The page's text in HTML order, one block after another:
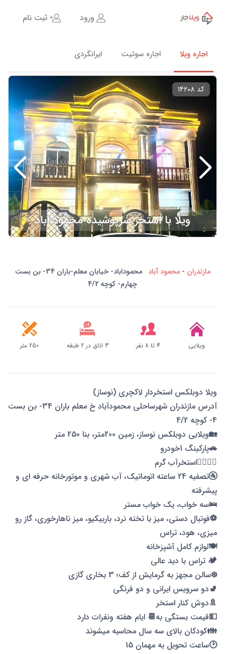
اجاره ویلا اجاره سوئیت ایرانگردی
ورود ثبت نام
ویلا با استخر سرپوشیده محمود اباد
کد 14208
مازندران- محمود آباد
محموداباد- خیابان معلم-باران 34- بن بست
چهارم- کوچه 4/2
ویلایی 4 تا 8 نفر 3 اتاق در 2 طبقه 250 متر
ویلا دوبلکس استخردار لاکچری (نوساز)
آدرس مازندران شهرساحلی محمودآباد خ معلم باران 34- بن بست
4- کوچه 4/2
🏡ویلایی دوبلکس نوساز، زمین 200متر، بنا 250 متر
🚗پارکینگ 1خودرو
🏊‍♂🏊‍♀استخرآب گرم
🚰تصفیه 24 ساعته اتوماتیک، آب شهری و موتورخانه حرفه ای و
پیشرفته
🛌سه خواب، یک خواب مستر
⚽️فوتبال دستی، میز با تخته نرد، باربیکیو، میز ناهارخوری، گاز رو
میزی، هود، تراس
🍽لوازم کامل آشپزخانه
🏕 تراس با دید عالی
❄️سالن مجهز به گرمایش از کف؛ 3 بخاری گازی
🚽دو سرویس ایرانی و دو فرنگی
🚿دوش کنار استخر
💵قیمت بستگی به📆 ایام هفته ونفرات دارد
👪کودکان بالای سه سال محاسبه میشوند
🕑ساعت تحویل به مهمان 15